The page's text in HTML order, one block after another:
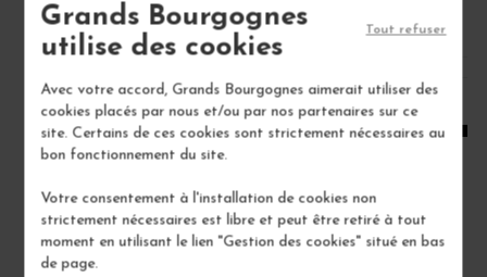
Grands Bourgognes
utilise des cookies
Avec votre accord, Grands Bourgognes aimerait utiliser des
cookies placés par nous et/ou par nos partenaires sur ce
site. Certains de ces cookies sont strictement nécessaires au
bon fonctionnement du site.
Votre consentement à l'installation de cookies non
strictement nécessaires est libre et peut être retiré à tout
moment en utilisant le lien "Gestion des cookies" situé en bas
de page.
Tout refuser
AJOUTER AU PANIER